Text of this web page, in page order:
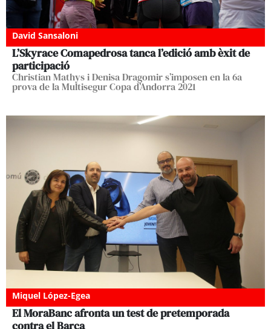
David Sansaloni
L’Skyrace Comapedrosa tanca l’edició amb èxit de
participació
Christian Mathys i Denisa Dragomir s’imposen en la 6a
prova de la Multisegur Copa d’Andorra 2021
Miquel López-Egea
El MoraBanc afronta un test de pretemporada
contra el Barça